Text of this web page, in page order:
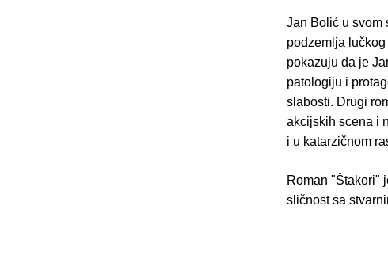
Jan Bolić u svom
podzemlja
pokazuju da je
patologiju i
slabosti. Drugi
akcijskih scena i
i u katarzičnom
Roman "Štakori"
sličnost sa